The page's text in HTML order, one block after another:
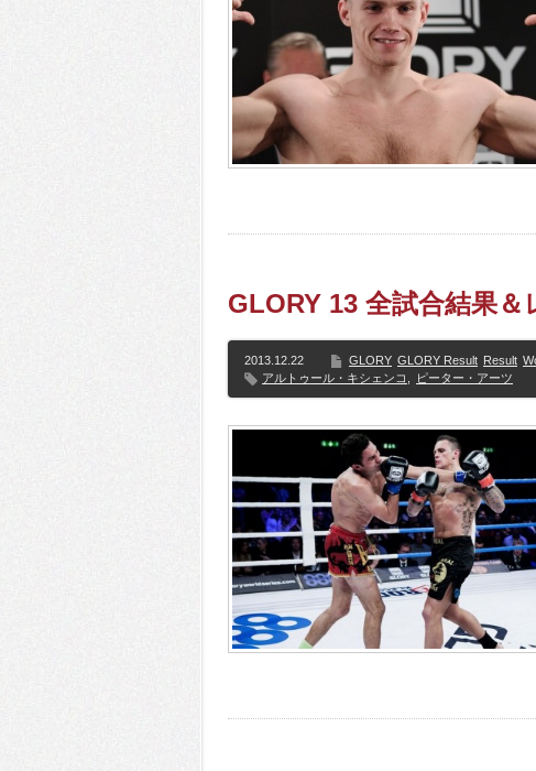
GLORY 13 全試合結果＆
2013.12.22 GLORY GLORY Result Result
アルトゥール・キシェンコ
ピーター・アーツ